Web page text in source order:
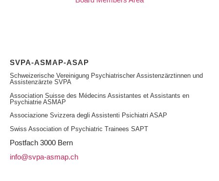
SVPA-ASMAP-ASAP
Schweizerische Vereinigung Psychiatrischer Assistenzärztinnen und
Assistenzärzte SVPA
Association Suisse des Médecins Assistantes et Assistants en
Psychiatrie ASMAP
Associazione Svizzera degli Assistenti Psichiatri ASAP
Swiss Association of Psychiatric Trainees SAPT
Postfach 3000 Bern
info@svpa-asmap.ch